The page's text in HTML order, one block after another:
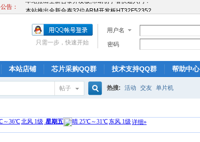
用户名
密码
只需一步，快速开始
本站店铺 芯片采购QQ群 技术支持QQ群 帮助中心
帖子 热搜: 活动 交友 单片机
公告：
本站推出全新合泰32位ARM开发板HT32F52352
本站推出全新合泰32位ARM开发板HT32F52352
本站推出全新合泰开发板,帮助初学者快速入门！
本站推出全新合泰32位ARM开发板HT32F52352